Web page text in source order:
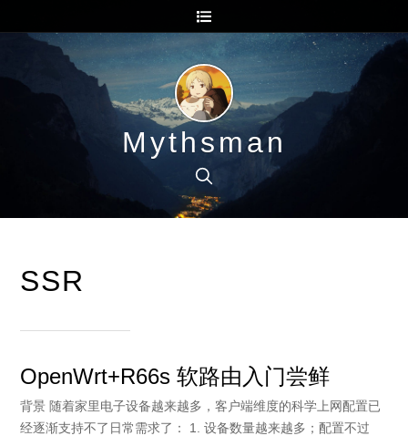
Mythsman
SSR
OpenWrt+R66s 软路由入门尝鲜
背景 随着家里电子设备越来越多，客户端维度的科学上网配置已
经逐渐支持不了日常需求了： 1. 设备数量越来越多；配置不过